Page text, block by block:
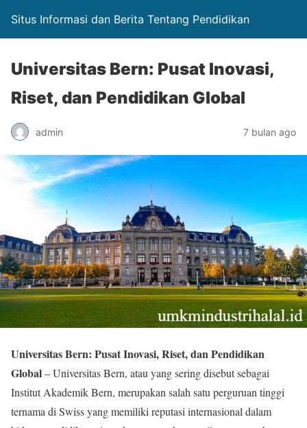
Situs Informasi dan Berita Tentang Pendidikan
Universitas Bern: Pusat Inovasi,
Riset, dan Pendidikan Global
admin 7 bulan ago
Universitas Bern: Pusat Inovasi, Riset, dan Pendidikan
Global– Universitas Bern, atau yang sering disebut sebagai
Institut Akademik Bern, merupakan salah satu perguruan tinggi
ternama di Swiss yang memiliki reputasi internasional dalam